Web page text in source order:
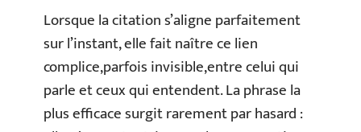
Lorsque la citation s’aligne parfaitement
sur l’instant, elle fait naître ce lien
complice,parfois invisible,entre celui qui
parle et ceux qui entendent. La phrase la
plus efficace surgit rarement par hasard :